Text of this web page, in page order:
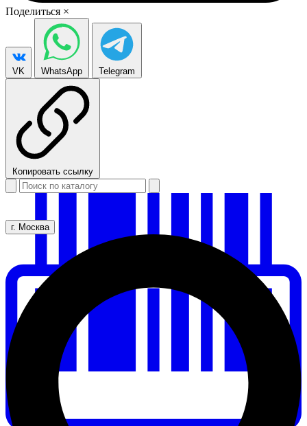
Поделиться ×
VK WhatsApp Telegram
Копировать ссылку